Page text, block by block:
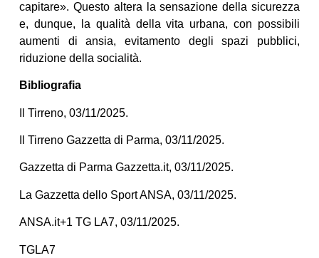
capitare». Questo altera la sensazione della sicurezza
e, dunque, la qualità della vita urbana, con possibili
aumenti di ansia, evitamento degli spazi pubblici,
riduzione della socialità.
Bibliografia
Il Tirreno, 03/11/2025.
Il Tirreno Gazzetta di Parma, 03/11/2025.
Gazzetta di Parma Gazzetta.it, 03/11/2025.
La Gazzetta dello Sport ANSA, 03/11/2025.
ANSA.it+1 TG LA7, 03/11/2025.
TGLA7